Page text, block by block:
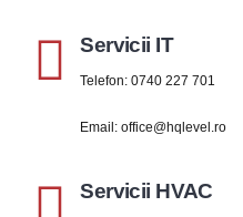
Servicii IT
Telefon:0740 227 701
Email:office@hqlevel.ro
Servicii HVAC